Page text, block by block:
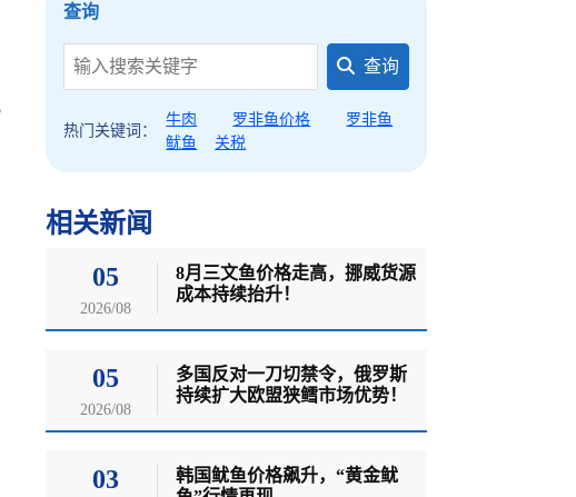
查询
查询
热门关键词：
牛肉 罗非鱼价格
罗非鱼
鱿鱼
关税
相关新闻
05
2026/08
8月三文鱼价格走高，挪威货源
成本持续抬升！
05
2026/08
多国反对一刀切禁令，俄罗斯
持续扩大欧盟狭鳕市场优势！
03
韩国鱿鱼价格飙升，“黄金鱿